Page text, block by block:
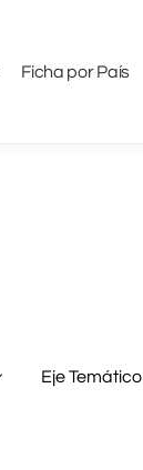
Ficha por País
Eje Temático